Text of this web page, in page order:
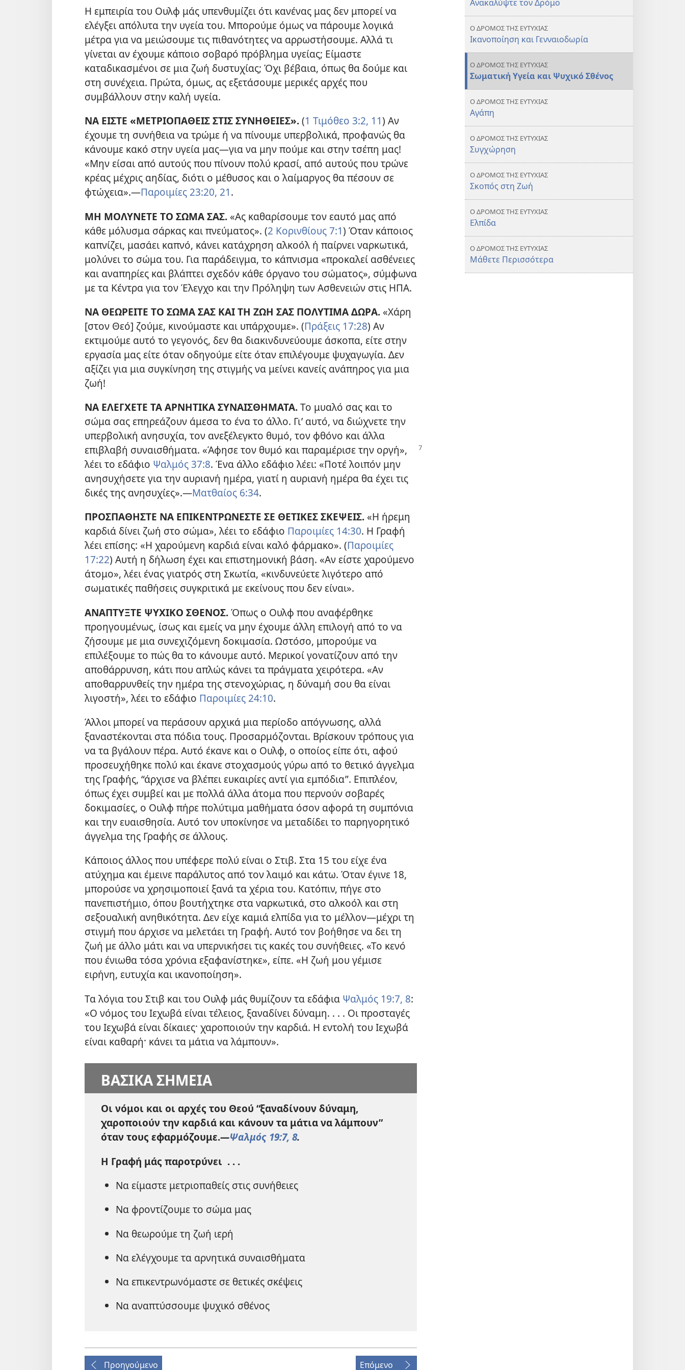
Η εμπειρία του Ουλφ μάς υπενθυμίζει ότι κανένας μας δεν μπορεί να
ελέγξει απόλυτα την υγεία του. Μπορούμε όμως να πάρουμε λογικά
μέτρα για να μειώσουμε τις πιθανότητες να αρρωστήσουμε. Αλλά τι
γίνεται αν έχουμε κάποιο σοβαρό πρόβλημα υγείας; Είμαστε
καταδικασμένοι σε μια ζωή δυστυχίας; Όχι βέβαια, όπως θα δούμε και
στη συνέχεια. Πρώτα, όμως, ας εξετάσουμε μερικές αρχές που
συμβάλλουν στην καλή υγεία.
ΝΑ ΕΙΣΤΕ «ΜΕΤΡΙΟΠΑΘΕΙΣ ΣΤΙΣ ΣΥΝΗΘΕΙΕΣ».(1 Τιμόθεο 3:2, 11) Αν
έχουμε τη συνήθεια να τρώμε ή να πίνουμε υπερβολικά, προφανώς θα
κάνουμε κακό στην υγεία μας​—για να μην πούμε και στην τσέπη μας!
«Μην είσαι από αυτούς που πίνουν πολύ κρασί, από αυτούς που τρώνε
κρέας μέχρις αηδίας, διότι ο μέθυσος και ο λαίμαργος θα πέσουν σε
φτώχεια».​—Παροιμίες 23:20, 21.
ΜΗ ΜΟΛΥΝΕΤΕ ΤΟ ΣΩΜΑ ΣΑΣ. «Ας καθαρίσουμε τον εαυτό μας από
κάθε μόλυσμα σάρκας και πνεύματος». (2 Κορινθίους 7:1) Όταν κάποιος
καπνίζει, μασάει καπνό, κάνει κατάχρηση αλκοόλ ή παίρνει ναρκωτικά,
μολύνει το σώμα του. Για παράδειγμα, το κάπνισμα «προκαλεί ασθένειες
και αναπηρίες και βλάπτει σχεδόν κάθε όργανο του σώματος», σύμφωνα
με τα Κέντρα για τον Έλεγχο και την Πρόληψη των Ασθενειών στις ΗΠΑ.
ΝΑ ΘΕΩΡΕΙΤΕ ΤΟ ΣΩΜΑ ΣΑΣ ΚΑΙ ΤΗ ΖΩΗ ΣΑΣ ΠΟΛΥΤΙΜΑ ΔΩΡΑ. «Χάρη
[στον Θεό] ζούμε, κινούμαστε και υπάρχουμε». (Πράξεις 17:28) Αν
εκτιμούμε αυτό το γεγονός, δεν θα διακινδυνεύουμε άσκοπα, είτε στην
εργασία μας είτε όταν οδηγούμε είτε όταν επιλέγουμε ψυχαγωγία. Δεν
αξίζει για μια συγκίνηση της στιγμής να μείνει κανείς ανάπηρος για μια
ζωή!
ΝΑ ΕΛΕΓΧΕΤΕ ΤΑ ΑΡΝΗΤΙΚΑ ΣΥΝΑΙΣΘΗΜΑΤΑ.Το μυαλό σας και το
σώμα σας επηρεάζουν άμεσα το ένα το άλλο. Γι’ αυτό, να διώχνετε την
υπερβολική ανησυχία, τον ανεξέλεγκτο θυμό, τον φθόνο και άλλα
επιβλαβή συναισθήματα. «Άφησε τον θυμό και παραμέρισε την οργή»,
λέει το εδάφιο Ψαλμός 37:8. Ένα άλλο εδάφιο λέει: «Ποτέ λοιπόν μην
ανησυχήσετε για την αυριανή ημέρα, γιατί η αυριανή ημέρα θα έχει τις
δικές της ανησυχίες».​—Ματθαίος 6:34.
ΠΡΟΣΠΑΘΗΣΤΕ ΝΑ ΕΠΙΚΕΝΤΡΩΝΕΣΤΕ ΣΕ ΘΕΤΙΚΕΣ ΣΚΕΨΕΙΣ. «Η ήρεμη
καρδιά δίνει ζωή στο σώμα», λέει το εδάφιο Παροιμίες 14:30. Η Γραφή
λέει επίσης: «Η χαρούμενη καρδιά είναι καλό φάρμακο». (Παροιμίες
17:22) Αυτή η δήλωση έχει και επιστημονική βάση. «Αν είστε χαρούμενο
άτομο», λέει ένας γιατρός στη Σκωτία, «κινδυνεύετε λιγότερο από
σωματικές παθήσεις συγκριτικά με εκείνους που δεν είναι».
ΑΝΑΠΤΥΞΤΕ ΨΥΧΙΚΟ ΣΘΕΝΟΣ.Όπως ο Ουλφ που αναφέρθηκε
προηγουμένως, ίσως και εμείς να μην έχουμε άλλη επιλογή από το να
ζήσουμε με μια συνεχιζόμενη δοκιμασία. Ωστόσο, μπορούμε να
επιλέξουμε το πώς θα το κάνουμε αυτό. Μερικοί γονατίζουν από την
αποθάρρυνση, κάτι που απλώς κάνει τα πράγματα χειρότερα. «Αν
αποθαρρυνθείς την ημέρα της στενοχώριας, η δύναμή σου θα είναι
λιγοστή», λέει το εδάφιο Παροιμίες 24:10.
Άλλοι μπορεί να περάσουν αρχικά μια περίοδο απόγνωσης, αλλά
ξαναστέκονται στα πόδια τους. Προσαρμόζονται. Βρίσκουν τρόπους για
να τα βγάλουν πέρα. Αυτό έκανε και ο Ουλφ, ο οποίος είπε ότι, αφού
προσευχήθηκε πολύ και έκανε στοχασμούς γύρω από το θετικό άγγελμα
της Γραφής, “άρχισε να βλέπει ευκαιρίες αντί για εμπόδια”. Επιπλέον,
όπως έχει συμβεί και με πολλά άλλα άτομα που περνούν σοβαρές
δοκιμασίες, ο Ουλφ πήρε πολύτιμα μαθήματα όσον αφορά τη συμπόνια
και την ευαισθησία. Αυτό τον υποκίνησε να μεταδίδει το παρηγορητικό
άγγελμα της Γραφής σε άλλους.
Κάποιος άλλος που υπέφερε πολύ είναι ο Στιβ. Στα 15 του είχε ένα
ατύχημα και έμεινε παράλυτος από τον λαιμό και κάτω. Όταν έγινε 18,
μπορούσε να χρησιμοποιεί ξανά τα χέρια του. Κατόπιν, πήγε στο
πανεπιστήμιο, όπου βουτήχτηκε στα ναρκωτικά, στο αλκοόλ και στη
σεξουαλική ανηθικότητα. Δεν είχε καμιά ελπίδα για το μέλλον​—μέχρι τη
στιγμή που άρχισε να μελετάει τη Γραφή. Αυτό τον βοήθησε να δει τη
ζωή με άλλο μάτι και να υπερνικήσει τις κακές του συνήθειες. «Το κενό
που ένιωθα τόσα χρόνια εξαφανίστηκε», είπε. «Η ζωή μου γέμισε
ειρήνη, ευτυχία και ικανοποίηση».
Τα λόγια του Στιβ και του Ουλφ μάς θυμίζουν τα εδάφια Ψαλμός 19:7, 8:
«Ο νόμος του Ιεχωβά είναι τέλειος, ξαναδίνει δύναμη. . . . Οι προσταγές
του Ιεχωβά είναι δίκαιες· χαροποιούν την καρδιά. Η εντολή του Ιεχωβά
είναι καθαρή· κάνει τα μάτια να λάμπουν».
ΒΑΣΙΚΑ ΣΗΜΕΙΑ
Οι νόμοι και οι αρχές του Θεού “ξαναδίνουν δύναμη,
χαροποιούν την καρδιά και κάνουν τα μάτια να λάμπουν”
όταν τους εφαρμόζουμε.​—Ψαλμός 19:7, 8.
Η Γραφή μάς παροτρύνει . . .
Να είμαστε μετριοπαθείς στις συνήθειες
Να φροντίζουμε το σώμα μας
Να θεωρούμε τη ζωή ιερή
Να ελέγχουμε τα αρνητικά συναισθήματα
Να επικεντρωνόμαστε σε θετικές σκέψεις
Να αναπτύσσουμε ψυχικό σθένος
Προηγούμενο Επόμενο
Ανακαλύψτε τον Δρόμο
Ο ΔΡΟΜΟΣ ΤΗΣ ΕΥΤΥΧΙΑΣ
Ικανοποίηση και Γενναιοδωρία
Ο ΔΡΟΜΟΣ ΤΗΣ ΕΥΤΥΧΙΑΣ
Σωματική Υγεία και Ψυχικό Σθένος
Ο ΔΡΟΜΟΣ ΤΗΣ ΕΥΤΥΧΙΑΣ
Αγάπη
Ο ΔΡΟΜΟΣ ΤΗΣ ΕΥΤΥΧΙΑΣ
Συγχώρηση
Ο ΔΡΟΜΟΣ ΤΗΣ ΕΥΤΥΧΙΑΣ
Σκοπός στη Ζωή
Ο ΔΡΟΜΟΣ ΤΗΣ ΕΥΤΥΧΙΑΣ
Ελπίδα
Ο ΔΡΟΜΟΣ ΤΗΣ ΕΥΤΥΧΙΑΣ
Μάθετε Περισσότερα